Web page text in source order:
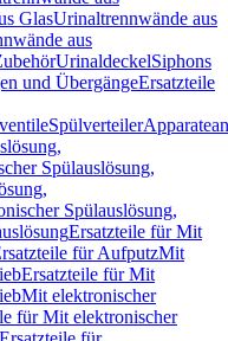
GlasUrinaltrennwände aus
aus
UrinaldeckelSiphons
und ÜbergängeErsatzteile
Spülverteiler
Spülauslösung,
Spülauslösung,
Ersatzteile für Mit
für AufputzMit
Ersatzteile für Mit
Mit elektronischer
für Mit elektronischer